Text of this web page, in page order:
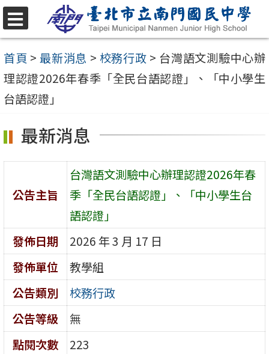
跳
至
主
要
內
區
選
單
首頁 > 最新消息 > 校務行政 > 台灣語文測驗中心辦
理認證2026年春季「全民台語認證」、「中小學生
台語認證」
最新消息
公告主旨
台灣語文測驗中心辦理認證2026年春
季「全民台語認證」、「中小學生台
語認證」
發佈日期
2026 年 3 月 17 日
發佈單位
教學組
公告類別
校務行政
公告等級
無
點閱次數
223